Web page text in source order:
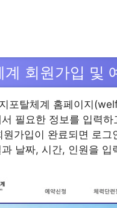
회원가입 및
포탈체계 홈페이지
필요한 정보를 입력
원가입이 완료되면 로
날짜, 시간, 인원을